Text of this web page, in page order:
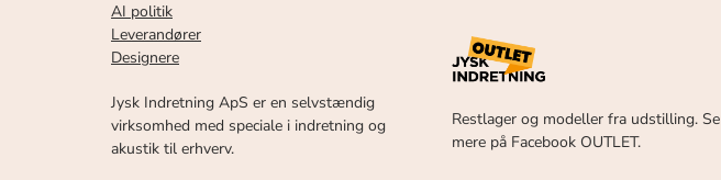
AI politik
Leverandører
Designere
Jysk Indretning ApS er en selvstændig
virksomhed med speciale i indretning og
akustik til erhverv.
Restlager og modeller fra udstilling. Se
mere på Facebook OUTLET.